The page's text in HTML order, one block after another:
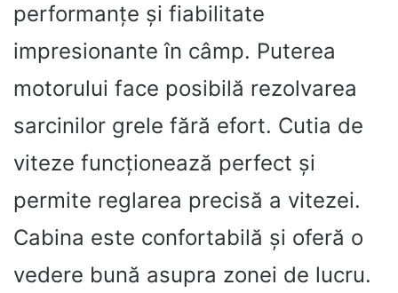
performanțe și fiabilitate
impresionante în câmp. Puterea
motorului face posibilă rezolvarea
sarcinilor grele fără efort. Cutia de
viteze funcționează perfect și
permite reglarea precisă a vitezei.
Cabina este confortabilă și oferă o
vedere bună asupra zonei de lucru.